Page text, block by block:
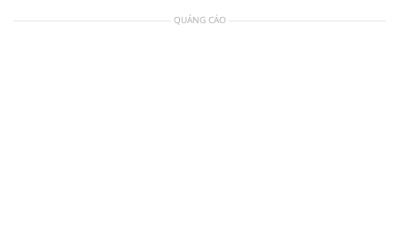
QUẢNG CÁO